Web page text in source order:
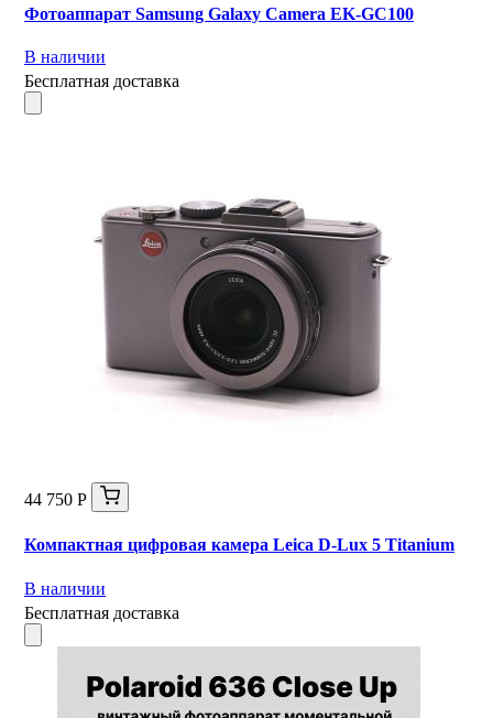
Фотоаппарат Samsung Galaxy Camera EK-GC100
В наличии
Бесплатная доставка
44 750 Р
Компактная цифровая камера Leica D-Lux 5 Titanium
В наличии
Бесплатная доставка